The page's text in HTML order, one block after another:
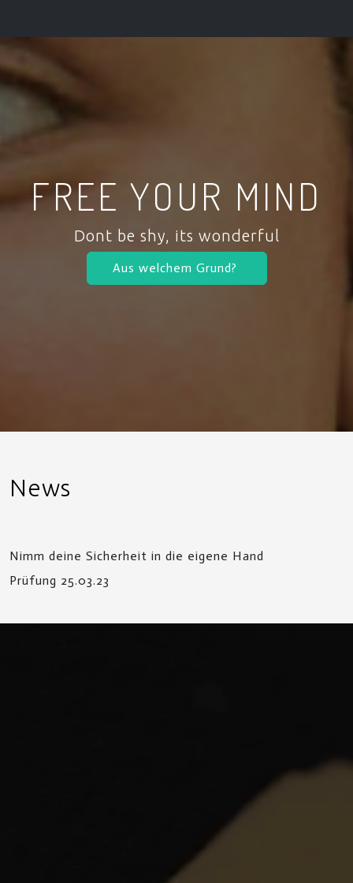
FREE YOUR MIND
Dont be shy, its wonderful
Aus welchem Grund?
News
Nimm deine Sicherheit in die eigene Hand
Prüfung 25.03.23